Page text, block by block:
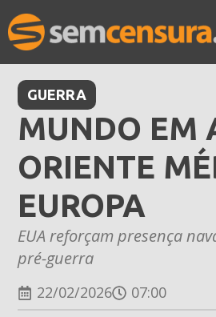
GUERRA
MUNDO EM
ORIENTE
EUROPA
EUA reforçam presença
pré-guerra
22/02/2026 07:00